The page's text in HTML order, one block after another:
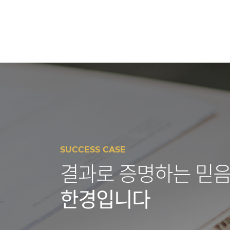
SUCCESS CASE
결과로 증명하는 믿
한경입니다